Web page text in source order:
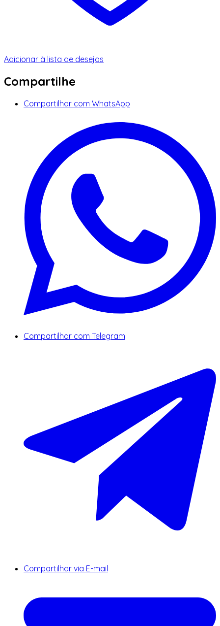
Adicionar à lista de desejos
Compartilhe
Compartilhar com WhatsApp
Compartilhar com Telegram
Compartilhar via E-mail